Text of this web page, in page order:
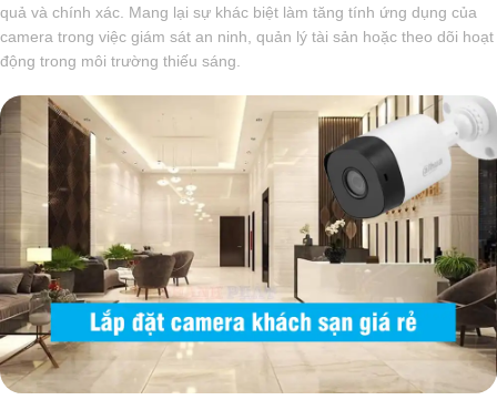
quả và chính xác. Mang lại sự khác biệt làm tăng tính ứng dụng của
camera trong việc giám sát an ninh, quản lý tài sản hoặc theo dõi hoạt
động trong môi trường thiếu sáng.